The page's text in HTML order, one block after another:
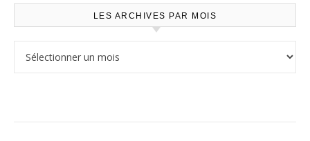
LES ARCHIVES PAR MOIS